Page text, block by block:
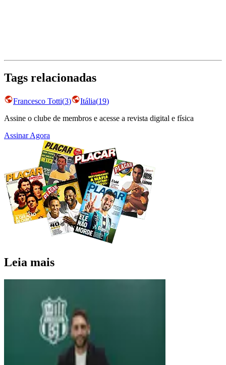
Tags relacionadas
Francesco Totti(3) Itália(19)
Assine o clube de membros e acesse a revista digital e física
Assinar Agora
Leia mais